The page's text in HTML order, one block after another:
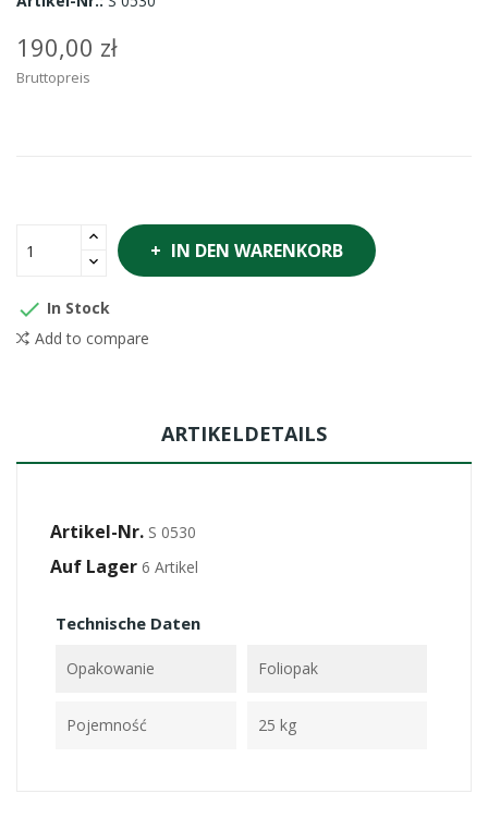
190,00 zł
Bruttopreis
IN DEN WARENKORB
 In Stock
Add to compare
ARTIKELDETAILS
Artikel-Nr. S 0530
Auf Lager 6 Artikel
Technische Daten
Opakowanie Foliopak
Pojemność 25 kg